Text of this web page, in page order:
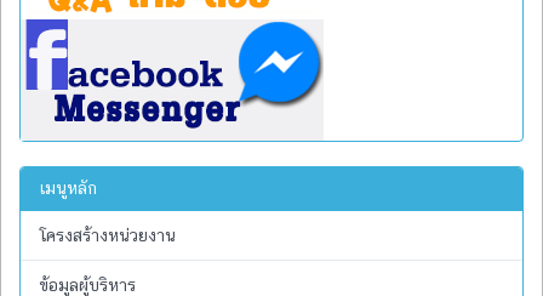
เมนูหลัก
โครงสร้างหน่วยงาน
ข้อมูลผู้บริหาร